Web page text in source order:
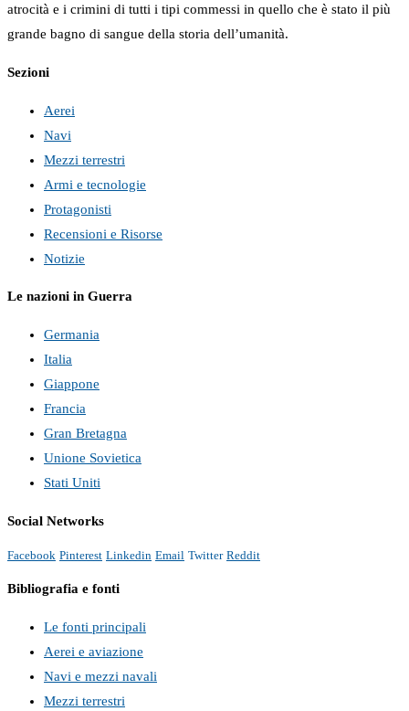
atrocità e i crimini di tutti i tipi commessi in quello che è stato il più
grande bagno di sangue della storia dell’umanità.
Sezioni
Aerei
Navi
Mezzi terrestri
Armi e tecnologie
Protagonisti
Recensioni e Risorse
Notizie
Le nazioni in Guerra
Germania
Italia
Giappone
Francia
Gran Bretagna
Unione Sovietica
Stati Uniti
Social Networks
Facebook Pinterest Linkedin Email Twitter Reddit
Bibliografia e fonti
Le fonti principali
Aerei e aviazione
Navi e mezzi navali
Mezzi terrestri